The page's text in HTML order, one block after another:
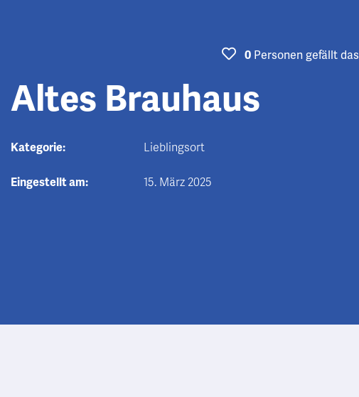
0 Personen gefällt das
Altes Brauhaus
Kategorie: Lieblingsort
Eingestellt am: 15. März 2025